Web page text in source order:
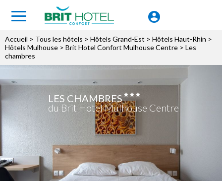
Accueil > Tous les hôtels > Hôtels Grand-Est > Hôtels Haut-Rhin >
Hôtels Mulhouse > Brit Hotel Confort Mulhouse Centre > Les
chambres
LES CHAMBRES
du Brit Hotel Mulhouse Centre